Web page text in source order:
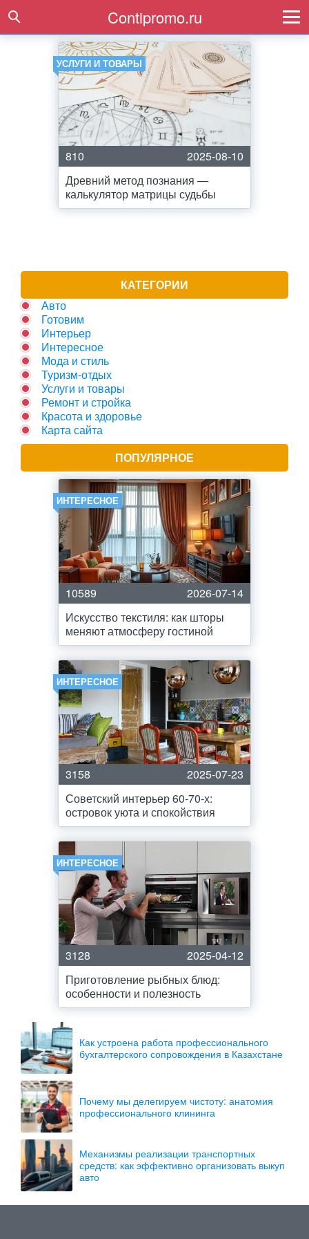
Contipromo.ru
УСЛУГИ И ТОВАРЫ
810
2025-08-10
Древний метод познания —
калькулятор матрицы судьбы
КАТЕГОРИИ
Авто
Готовим
Интерьер
Интересное
Мода и стиль
Туризм-отдых
Услуги и товары
Ремонт и стройка
Красота и здоровье
Карта сайта
ПОПУЛЯРНОЕ
ИНТЕРЕСНОЕ
10589
2026-07-14
Искусство текстиля: как шторы
меняют атмосферу гостиной
ИНТЕРЕСНОЕ
3158
2025-07-23
Советский интерьер 60-70-х:
островок уюта и спокойствия
ИНТЕРЕСНОЕ
3128
2025-04-12
Приготовление рыбных блюд:
особенности и полезность
Как устроена работа профессионального
бухгалтерского сопровождения в Казахстане
Почему мы делегируем чистоту: анатомия
профессионального клининга
Механизмы реализации транспортных
средств: как эффективно организовать выкуп
авто